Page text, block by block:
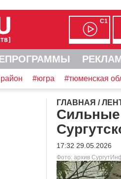
С1
район #югра #тюменская
ГЛАВНАЯ /
17:32 29.05.2026
Фото: архив